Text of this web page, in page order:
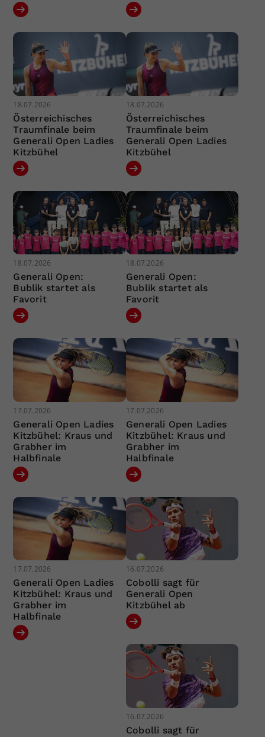
18.07.2026
Österreichisches
Traumfinale beim
Generali Open Ladies
Kitzbühel
18.07.2026
Österreichisches
Traumfinale beim
Generali Open Ladies
Kitzbühel
18.07.2026
Generali Open:
Bublik startet als
Favorit
18.07.2026
Generali Open:
Bublik startet als
Favorit
17.07.2026
Generali Open Ladies
Kitzbühel: Kraus und
Grabher im
Halbfinale
17.07.2026
Generali Open Ladies
Kitzbühel: Kraus und
Grabher im
Halbfinale
17.07.2026
Generali Open Ladies
Kitzbühel: Kraus und
Grabher im
Halbfinale
16.07.2026
Cobolli sagt für
Generali Open
Kitzbühel ab
16.07.2026
Cobolli sagt für